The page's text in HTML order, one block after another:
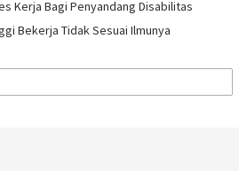
Kerja Bagi Penyandang Disabilitas
Bekerja Tidak Sesuai Ilmunya